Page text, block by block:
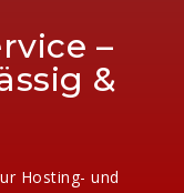
–
&
Hosting- und